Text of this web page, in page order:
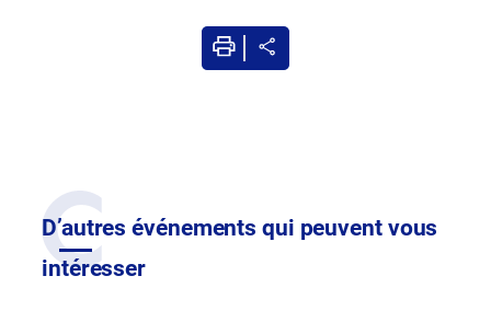
D’autres événements qui peuvent vous
intéresser